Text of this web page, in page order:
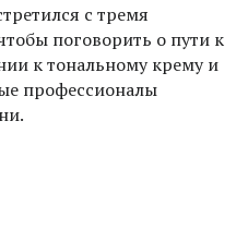
с тремя
поговорить о пути к
к тональному крему и
профессионалы